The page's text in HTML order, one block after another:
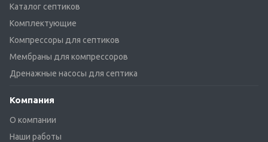
Каталог септиков
Комплектующие
Компрессоры для септиков
Мембраны для компрессоров
Дренажные насосы для септика
Компания
О компании
Наши работы